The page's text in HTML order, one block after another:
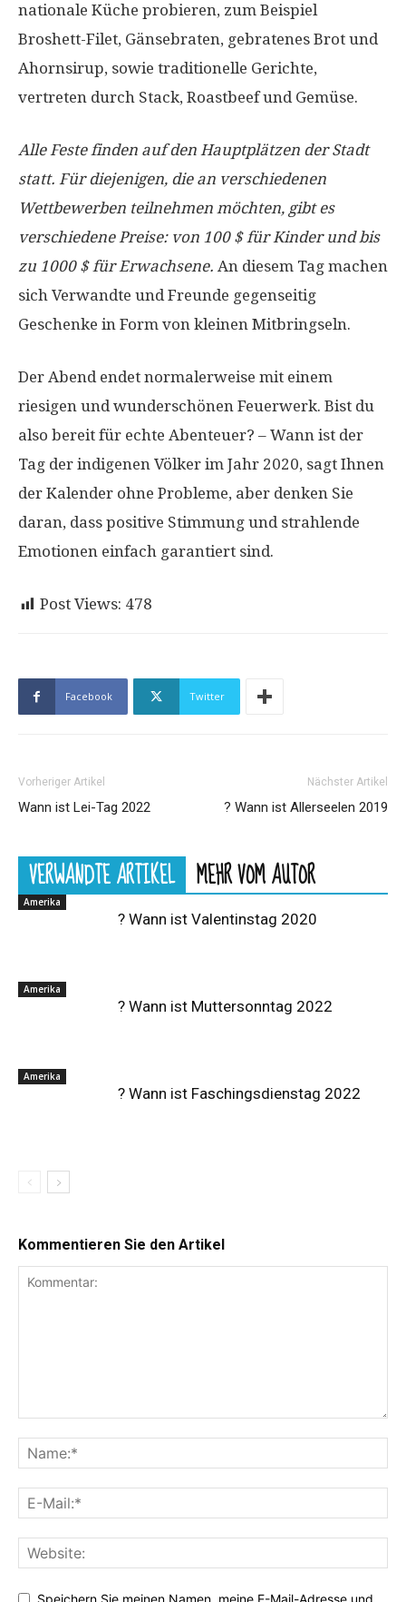
nationale Küche probieren, zum Beispiel
Broshett-Filet, Gänsebraten, gebratenes Brot und
Ahornsirup, sowie traditionelle Gerichte,
vertreten durch Stack, Roastbeef und Gemüse.
Alle Feste finden auf den Hauptplätzen der Stadt
statt. Für diejenigen, die an verschiedenen
Wettbewerben teilnehmen möchten, gibt es
verschiedene Preise: von 100 $ für Kinder und bis
zu 1000 $ für Erwachsene. An diesem Tag machen
sich Verwandte und Freunde gegenseitig
Geschenke in Form von kleinen Mitbringseln.
Der Abend endet normalerweise mit einem
riesigen und wunderschönen Feuerwerk. Bist du
also bereit für echte Abenteuer? – Wann ist der
Tag der indigenen Völker im Jahr 2020, sagt Ihnen
der Kalender ohne Probleme, aber denken Sie
daran, dass positive Stimmung und strahlende
Emotionen einfach garantiert sind.
Post Views: 478
Facebook Twitter
Vorheriger Artikel
Wann ist Lei-Tag 2022
Nächster Artikel
?️ Wann ist Allerseelen 2019
VERWANDTE ARTIKEL MEHR VOM AUTOR
Amerika
? Wann ist Valentinstag 2020
Amerika
? Wann ist Muttersonntag 2022
Amerika
? Wann ist Faschingsdienstag 2022
Kommentieren Sie den Artikel
Speichern Sie meinen Namen, meine E-Mail-Adresse und